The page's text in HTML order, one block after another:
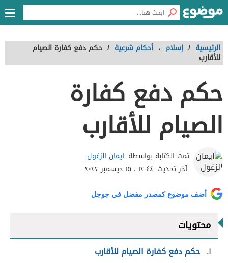
الرئيسية / إسلام ، أحكام شرعية / حكم دفع كفارة الصيام
للأقارب
حكم دفع كفارة
الصيام للأقارب
تمت الكتابة بواسطة: ايمان الزغول
آخر تحديث:١٢:٤٤ ، ١٥ ديسمبر ٢٠٢٢
أضف موضوع كمصدر مفضل في جوجل
محتويات
١ حكم دفع كفارة الصيام للأقارب